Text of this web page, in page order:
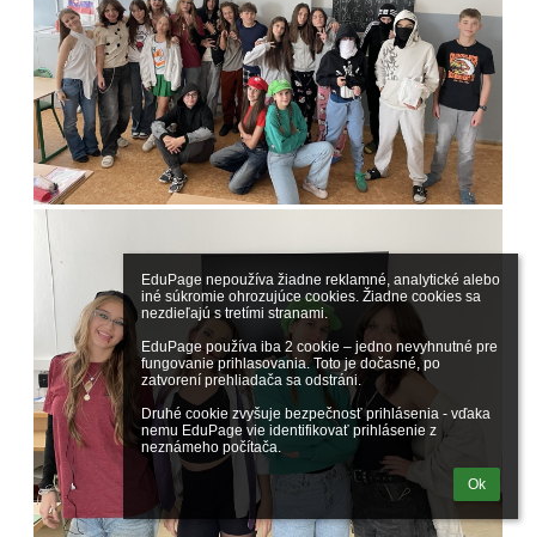
EduPage nepoužíva žiadne reklamné, analytické alebo
iné súkromie ohrozujúce cookies. Žiadne cookies sa
nezdieľajú s tretími stranami.
EduPage používa iba 2 cookie – jedno nevyhnutné pre
fungovanie prihlasovania. Toto je dočasné, po
zatvorení prehliadača sa odstráni.
Druhé cookie zvyšuje bezpečnosť prihlásenia - vďaka
nemu EduPage vie identifikovať prihlásenie z
neznámeho počítača.
Ok